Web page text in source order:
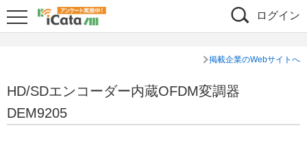
ログイン
掲載企業のWebサイトへ
HD/SDエンコーダー内蔵OFDM変調器
DEM9205